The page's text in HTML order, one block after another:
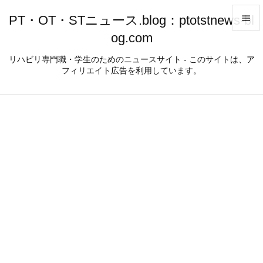
PT・OT・STニュース.blog：ptotstnews-bl
og.com
リハビリ専門職・学生のためのニュースサイト - このサイトは、ア
フィリエイト広告を利用しています。
